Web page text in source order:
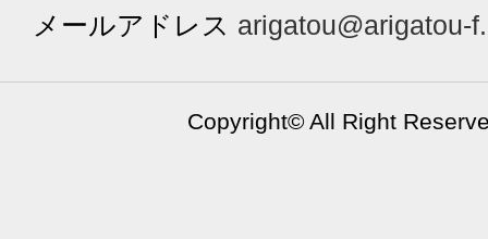
メールアドレス arigatou@arigatou-
Copyright© All Right